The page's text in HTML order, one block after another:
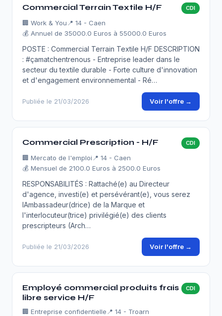
Commercial Terrain Textile H/F CDI
🏢 Work & You 📍 14 - Caen
💰 Annuel de 35000.0 Euros à 55000.0 Euros
POSTE : Commercial Terrain Textile H/F DESCRIPTION
: #çamatchentrenous - Entreprise leader dans le
secteur du textile durable - Forte culture d'innovation
et d'engagement environnemental - Ré…
Publiée le 21/03/2026 Voir l'offre →
Commercial Prescription - H/F CDI
🏢 Mercato de l'emploi 📍 14 - Caen
💰 Mensuel de 2100.0 Euros à 2500.0 Euros
RESPONSABILITÉS : Rattaché(e) au Directeur
d'agence, investi(e) et persévérant(e), vous serez
lAmbassadeur(drice) de la Marque et
l'interlocuteur(trice) privilégié(e) des clients
prescripteurs (Arch…
Publiée le 21/03/2026 Voir l'offre →
Employé commercial produits frais
libre service H/F
CDI
🏢 Entreprise confidentielle 📍 14 - Troarn